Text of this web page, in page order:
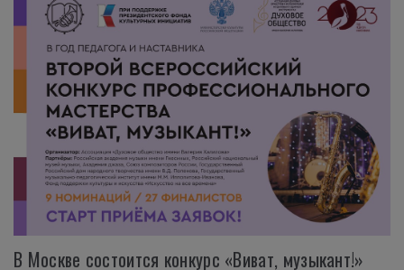
В Москве состоится конкурс «Виват, музыкант!»